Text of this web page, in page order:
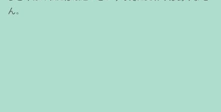
ん。